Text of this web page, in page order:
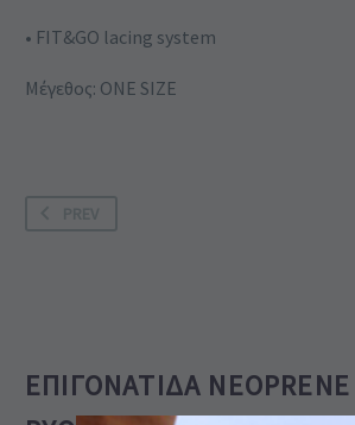
• FIT&GO lacing system
Μέγεθος: ONE SIZE
ΕΠΙΓΟΝΑΤΊΔΑ